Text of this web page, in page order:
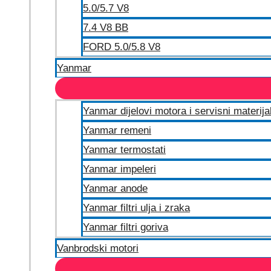
5.0/5.7 V8
7.4 V8 BB
FORD 5.0/5.8 V8
Yanmar
Yanmar dijelovi motora i servisni
Yanmar remeni
Yanmar termostati
Yanmar impeleri
Yanmar anode
Yanmar filtri ulja i zraka
Yanmar filtri goriva
Vanbrodski motori